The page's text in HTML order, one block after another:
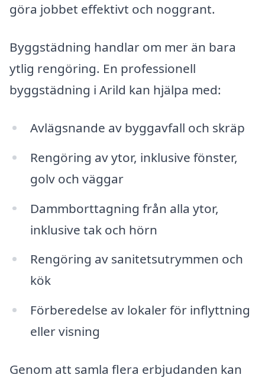
göra jobbet effektivt och noggrant.
Byggstädning handlar om mer än bara
ytlig rengöring. En professionell
byggstädning i Arild kan hjälpa med:
Avlägsnande av byggavfall och skräp
Rengöring av ytor, inklusive fönster,
golv och väggar
Dammborttagning från alla ytor,
inklusive tak och hörn
Rengöring av sanitetsutrymmen och
kök
Förberedelse av lokaler för inflyttning
eller visning
Genom att samla flera erbjudanden kan